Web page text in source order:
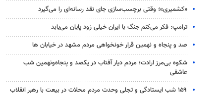
«کشمیری»؛ وقتی برچسب‌سازی جای نقد رسانه‌ای را می‌گیرد
ترامپ: فکر می‌کنم جنگ با ایران خیلی زود پایان می‌یابد
صد و پنجاه و نهمین قرار خونخواهی مردم مشهد در خیابان ها
شکوه بی‌مرز ارادت؛ مردم دیار آفتاب در یکصد و پنجاه‌ونهمین شب
عاشقی
۱۵۹ شب ایستادگی و تجلی وحدت مردم محلات در بیعت با رهبر انقلاب